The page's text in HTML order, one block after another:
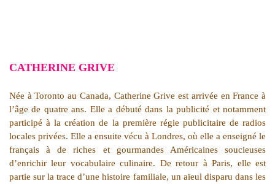
CATHERINE GRIVE
Née à Toronto au Canada, Catherine Grive est arrivée en France à
l’âge de quatre ans. Elle a débuté dans la publicité et notamment
participé à la création de la première régie publicitaire de radios
locales privées. Elle a ensuite vécu à Londres, où elle a enseigné le
français à de riches et gourmandes Américaines soucieuses
d’enrichir leur vocabulaire culinaire. De retour à Paris, elle est
partie sur la trace d’une histoire familiale, un aïeul disparu dans les